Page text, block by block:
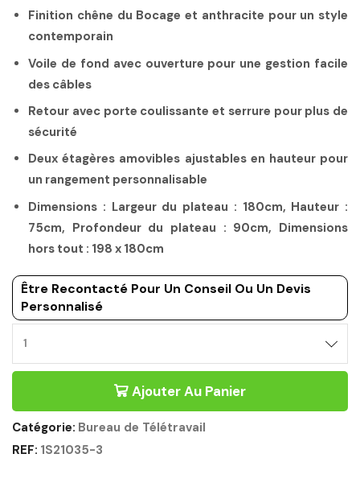
Finition chêne du Bocage et anthracite pour un style
contemporain
Voile de fond avec ouverture pour une gestion facile
des câbles
Retour avec porte coulissante et serrure pour plus de
sécurité
Deux étagères amovibles ajustables en hauteur pour
un rangement personnalisable
Dimensions : Largeur du plateau : 180cm, Hauteur :
75cm, Profondeur du plateau : 90cm, Dimensions
hors tout : 198 x 180cm
Être Recontacté Pour Un Conseil Ou Un Devis
Personnalisé
Ajouter Au Panier
Catégorie: Bureau de Télétravail
REF: 1S21035-3